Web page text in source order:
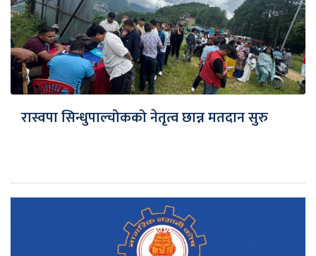
रास्वपा सिन्धुपाल्चोकको नेतृत्व छान्न मतदान सुरु